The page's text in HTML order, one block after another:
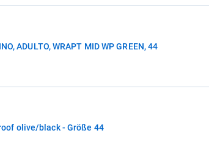
ADULTO, WRAPT MID WP GREEN, 44
olive/black - Größe 44